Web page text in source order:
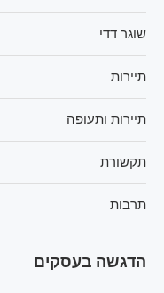
שוגר דדי
תיירות
תיירות ותעופה
תקשורת
תרבות
הדגשה בעסקים